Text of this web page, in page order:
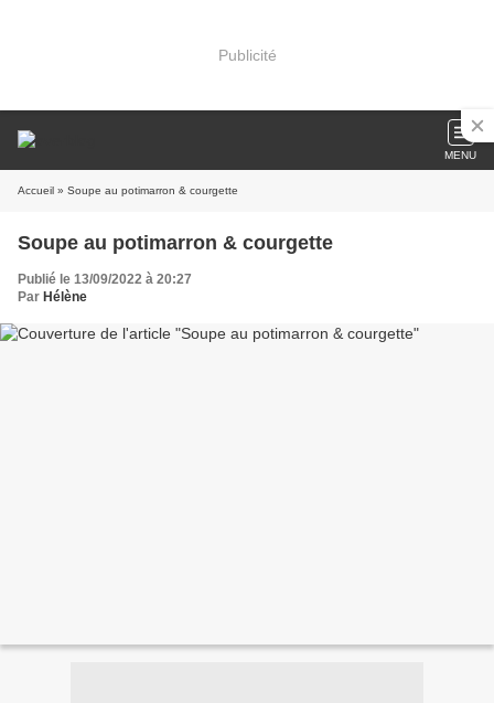
Publicité
MENU
Accueil » Soupe au potimarron & courgette
Soupe au potimarron & courgette
Publié le 13/09/2022 à 20:27
Par Hélène